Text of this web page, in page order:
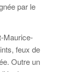
par le
Maurice-
feux de
Outre un